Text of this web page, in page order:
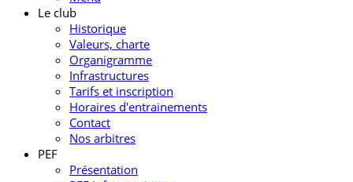
Le club
Historique
Valeurs, charte
Organigramme
Infrastructures
Tarifs et inscription
Horaires d'entrainements
Contact
Nos arbitres
PEF
Présentation